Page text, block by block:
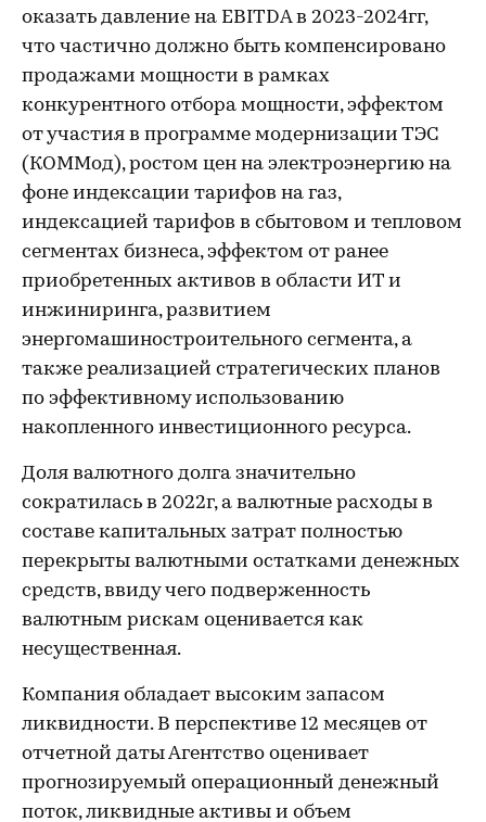
оказать давление на EBITDA в 2023-2024гг,
что частично должно быть компенсировано
продажами мощности в рамках
конкурентного отбора мощности, эффектом
от участия в программе модернизации ТЭС
(КОММод), ростом цен на электроэнергию на
фоне индексации тарифов на газ,
индексацией тарифов в сбытовом и тепловом
сегментах бизнеса, эффектом от ранее
приобретенных активов в области ИТ и
инжиниринга, развитием
энергомашиностроительного сегмента, а
также реализацией стратегических планов
по эффективному использованию
накопленного инвестиционного ресурса.
Доля валютного долга значительно
сократилась в 2022г, а валютные расходы в
составе капитальных затрат полностью
перекрыты валютными остатками денежных
средств, ввиду чего подверженность
валютным рискам оценивается как
несущественная.
Компания обладает высоким запасом
ликвидности. В перспективе 12 месяцев от
отчетной даты Агентство оценивает
прогнозируемый операционный денежный
поток, ликвидные активы и объем